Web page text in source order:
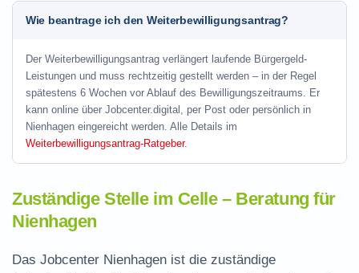
Wie beantrage ich den Weiterbewilligungsantrag?
Der Weiterbewilligungsantrag verlängert laufende Bürgergeld-
Leistungen und muss rechtzeitig gestellt werden – in der Regel
spätestens 6 Wochen vor Ablauf des Bewilligungszeitraums. Er
kann online über Jobcenter.digital, per Post oder persönlich in
Nienhagen eingereicht werden. Alle Details im
Weiterbewilligungsantrag-Ratgeber.
Zuständige Stelle im Celle – Beratung für
Nienhagen
Das Jobcenter Nienhagen ist die zuständige